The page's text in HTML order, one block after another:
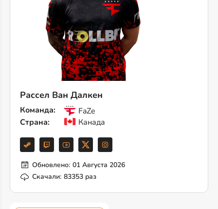
Рассел Ван Далкен
Команда:
FaZe
Страна:
Канада
Обновлено: 01 Августа 2026
Скачали: 83353 раз